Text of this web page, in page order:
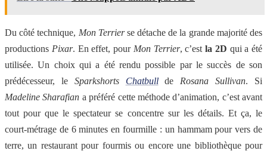
Du côté technique, Mon Terrierse détache de la grande majorité des
productions Pixar. En effet, pour Mon Terrier, c’est la 2D qui a été
utilisée. Un choix qui a été rendu possible par le succès de son
prédécesseur, le Sparkshorts Chatbullde Rosana Sullivan. Si
Madeline Sharafian a préféré cette méthode d’animation, c’est avant
tout pour que le spectateur se concentre sur les détails. Et ça, le
court-métrage de 6 minutes en fourmille : un hammam pour vers de
terre, un restaurant pour fourmis ou encore une bibliothèque pour